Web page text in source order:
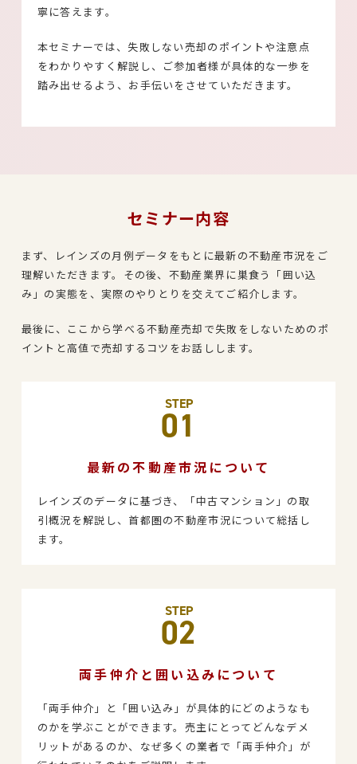
寧に答えます。
本セミナーでは、失敗しない売却のポイントや注意点
をわかりやすく解説し、ご参加者様が具体的な一歩を
踏み出せるよう、お手伝いをさせていただきます。
セミナー内容
まず、レインズの月例データをもとに最新の不動産市況をご
理解いただきます。その後、不動産業界に巣食う「囲い込
み」の実態を、実際のやりとりを交えてご紹介します。
最後に、ここから学べる不動産売却で失敗をしないためのポ
イントと高値で売却するコツをお話しします。
STEP
01
最新の不動産市況について
レインズのデータに基づき、「中古マンション」の取
引概況を解説し、首都圏の不動産市況について総括し
ます。
STEP
02
両手仲介と囲い込みについて
「両手仲介」と「囲い込み」が具体的にどのようなも
のかを学ぶことができます。売主にとってどんなデメ
リットがあるのか、なぜ多くの業者で「両手仲介」が